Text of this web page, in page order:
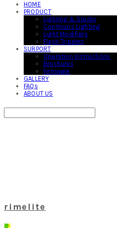
HOME
PRODUCT
Lighting & Studio
Continuos Lighting
Light Modifiers
Flash Triggers
SURPORT
Operation Instructions
Brochures
Firmware
GALLERY
FAQs
ABOUT US
rimelite